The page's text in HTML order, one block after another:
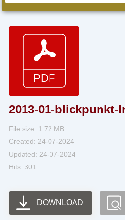
2013-01-blickpunkt-
File size: 1.72 MB
Created: 24-07-2024
Updated: 24-07-2024
Hits: 301
DOWNLOAD